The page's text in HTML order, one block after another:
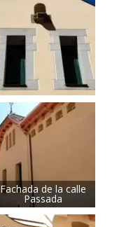
Fachada de la calle
Passada